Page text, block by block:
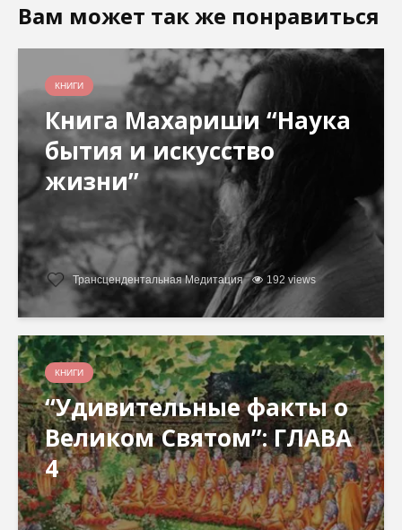
Вам может так же понравиться
КНИГИ
Книга Махариши “Наука
бытия и искусство
жизни”
Трансцендентальная Медитация 192 views
КНИГИ
“Удивительные факты о
Великом Святом”: ГЛАВА
4